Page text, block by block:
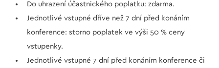
Do uhrazení účastnického poplatku: zdarma.
Jednotlivé vstupné dříve než 7 dní před konáním
konference: storno poplatek ve výši 50 % ceny
vstupenky.
Jednotlivé vstupné 7 dní před konáním konference či